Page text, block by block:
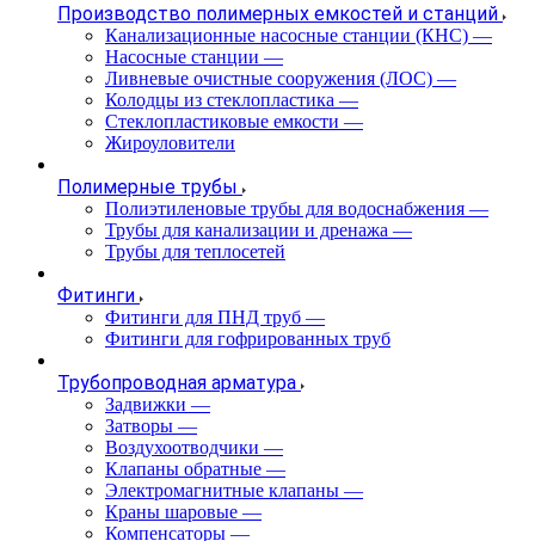
Производство полимерных емкостей и станций
Канализационные насосные станции (КНС) —
Насосные станции —
Ливневые очистные сооружения (ЛОС) —
Колодцы из стеклопластика —
Стеклопластиковые емкости —
Жироуловители
Полимерные трубы
Полиэтиленовые трубы для водоснабжения —
Трубы для канализации и дренажа —
Трубы для теплосетей
Фитинги
Фитинги для ПНД труб —
Фитинги для гофрированных труб
Трубопроводная арматура
Задвижки —
Затворы —
Воздухоотводчики —
Клапаны обратные —
Электромагнитные клапаны —
Краны шаровые —
Компенсаторы —